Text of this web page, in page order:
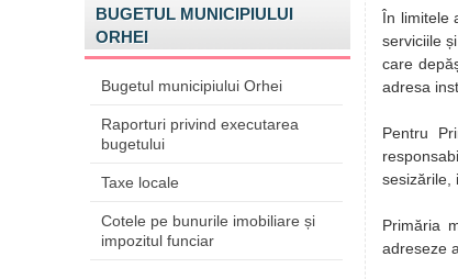
BUGETUL MUNICIPIULUI
ORHEI
Bugetul municipiului Orhei
Raporturi privind executarea
bugetului
Taxe locale
Cotele pe bunurile imobiliare și
impozitul funciar
În limitele
serviciile
care
adresa
Pentru
sesizările,
Primăria
adreseze